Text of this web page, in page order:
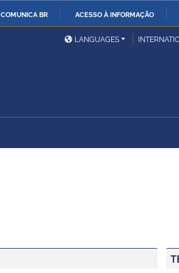
COMUNICA BR ACESSO À INFORMAÇÃO
Ministério das Relações
ExterioresLANGUAGES